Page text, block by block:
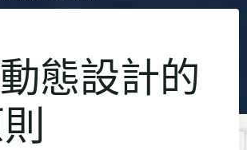
態設計的